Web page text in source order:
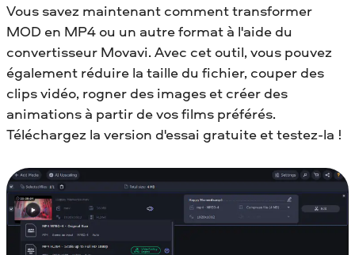
Vous savez maintenant comment transformer
MOD en MP4 ou un autre format à l'aide du
convertisseur Movavi. Avec cet outil, vous pouvez
également réduire la taille du fichier, couper des
clips vidéo, rogner des images et créer des
animations à partir de vos films préférés.
Téléchargez la version d'essai gratuite et testez-la !